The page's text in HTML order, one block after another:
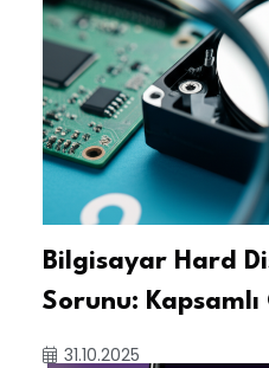
Bilgisayar Hard
Sorunu:
31.10.2025